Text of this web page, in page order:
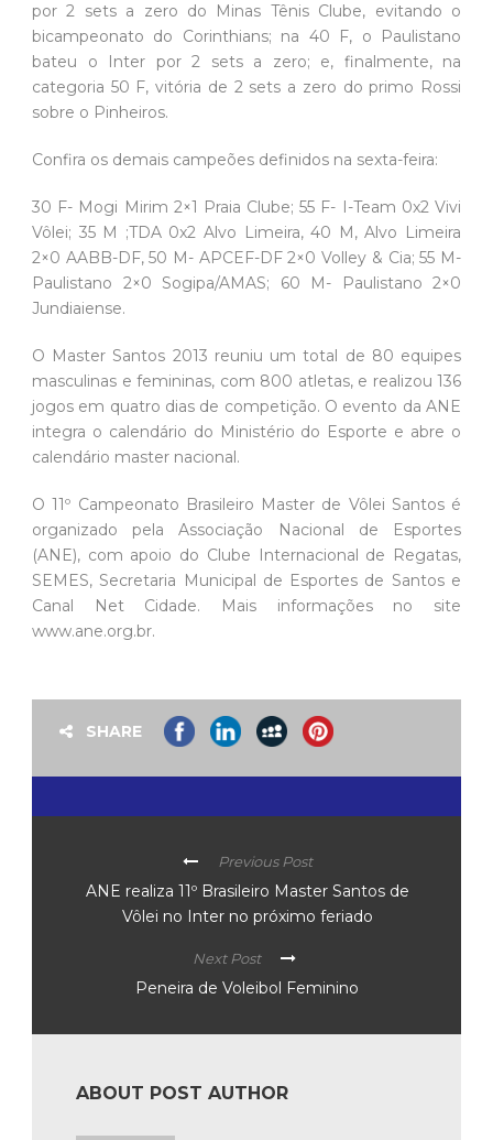
por 2 sets a zero do Minas Tênis Clube, evitando o
bicampeonato do Corinthians; na 40 F, o Paulistano
bateu o Inter por 2 sets a zero; e, finalmente, na
categoria 50 F, vitória de 2 sets a zero do primo Rossi
sobre o Pinheiros.
Confira os demais campeões definidos na sexta-feira:
30 F- Mogi Mirim 2×1 Praia Clube; 55 F- I-Team 0x2 Vivi
Vôlei; 35 M ;TDA 0x2 Alvo Limeira, 40 M, Alvo Limeira
2×0 AABB-DF, 50 M- APCEF-DF 2×0 Volley & Cia; 55 M-
Paulistano 2×0 Sogipa/AMAS; 60 M- Paulistano 2×0
Jundiaiense.
O Master Santos 2013 reuniu um total de 80 equipes
masculinas e femininas, com 800 atletas, e realizou 136
jogos em quatro dias de competição. O evento da ANE
integra o calendário do Ministério do Esporte e abre o
calendário master nacional.
O 11º Campeonato Brasileiro Master de Vôlei Santos é
organizado pela Associação Nacional de Esportes
(ANE), com apoio do Clube Internacional de Regatas,
SEMES, Secretaria Municipal de Esportes de Santos e
Canal Net Cidade. Mais informações no site
www.ane.org.br.
SHARE
Previous Post
ANE realiza 11º Brasileiro Master Santos de
Vôlei no Inter no próximo feriado
Next Post
Peneira de Voleibol Feminino
ABOUT POST AUTHOR